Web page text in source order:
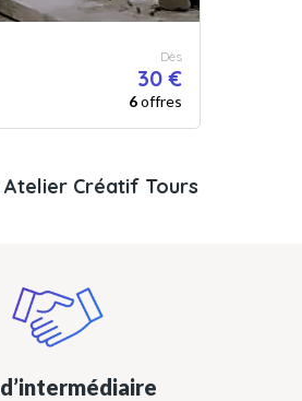
Dès
30 €
6offres
Atelier Créatif Tours